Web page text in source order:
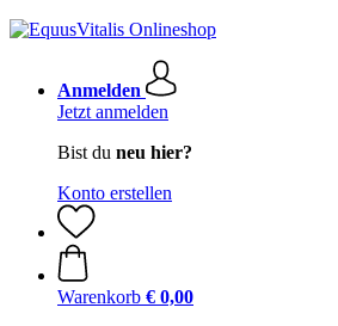
Anmelden
Jetzt anmelden
Bist du neu hier?
Konto erstellen
Warenkorb € 0,00